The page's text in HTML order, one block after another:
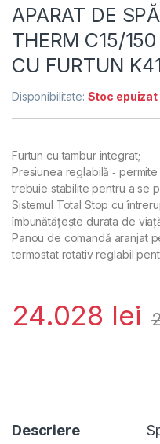
APARAT DE
THERM C15/
CU FURTUN
Disponibilitate: Stoc epuizat
Furtun cu tambur integrat;
Presiunea reglabilă ‑
trebuie stabilite pentru a se
Sistemul Total Stop cu
îmbunătățește durata de
Panou de comandă aranjat
termostat rotativ reglabil
24.028 lei
Descriere